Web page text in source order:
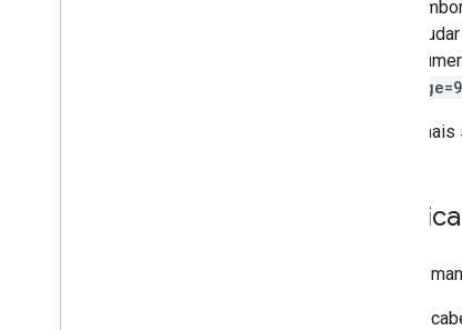
Saiba
Há três
O